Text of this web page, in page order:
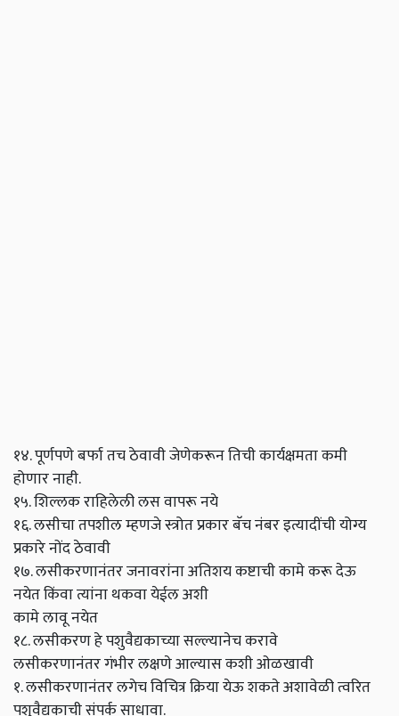
१४. पूर्णपणे बर्फा तच ठेवावी जेणेकरून तिची कार्यक्षमता कमी
होणार नाही.
१५. शिल्लक राहिलेली लस वापरू नये
१६. लसीचा तपशील म्हणजे स्त्रोत प्रकार बॅच नंबर इत्यादींची योग्य
प्रकारे नोंद ठेवावी
१७. लसीकरणानंतर जनावरांना अतिशय कष्टाची कामे करू देऊ
नयेत किंवा त्यांना थकवा येईल अशी
कामे लावू नयेत
१८. लसीकरण हे पशुवैद्यकाच्या सल्ल्यानेच करावे
लसीकरणानंतर गंभीर लक्षणे आल्यास कशी ओळखावी
१. लसीकरणानंतर लगेच विचित्र क्रिया येऊ शकते अशावेळी त्वरित
पशुवैद्यकाची संपर्क साधावा.